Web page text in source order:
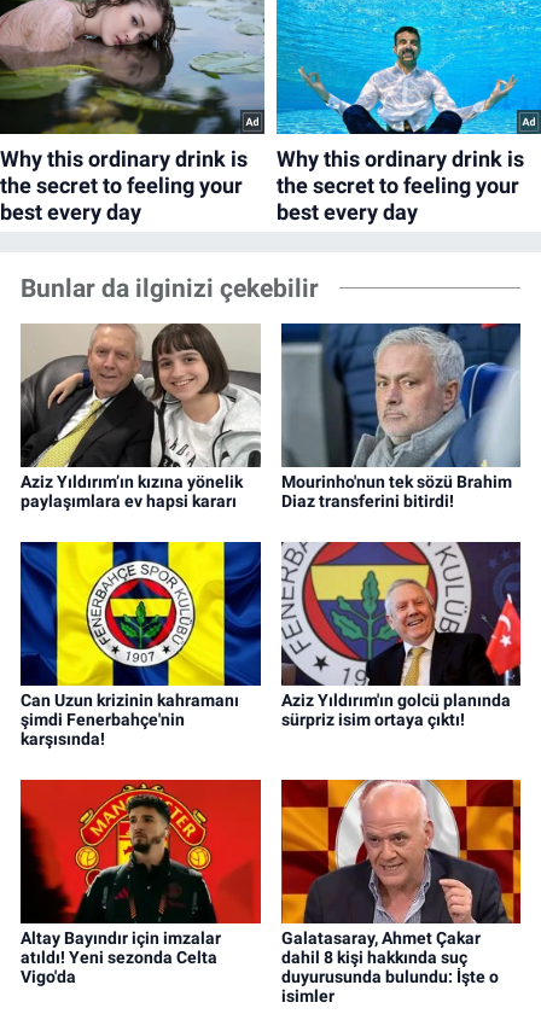
Bunlar da ilginizi çekebilir
Aziz Yıldırım’ın kızına yönelik
paylaşımlara ev hapsi kararı
Mourinho'nun tek sözü Brahim
Diaz transferini bitirdi!
Can Uzun krizinin kahramanı
şimdi Fenerbahçe'nin
karşısında!
Aziz Yıldırım'ın golcü planında
sürpriz isim ortaya çıktı!
Altay Bayındır için imzalar
atıldı! Yeni sezonda Celta
Vigo'da
Galatasaray, Ahmet Çakar
dahil 8 kişi hakkında suç
duyurusunda bulundu: İşte o
isimler